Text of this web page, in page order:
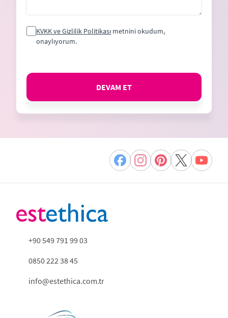
KVKK ve Gizlilik Politikası metnini okudum,
onaylıyorum.
DEVAM ET
+90 549 791 99 03
0850 222 38 45
info@estethica.com.tr